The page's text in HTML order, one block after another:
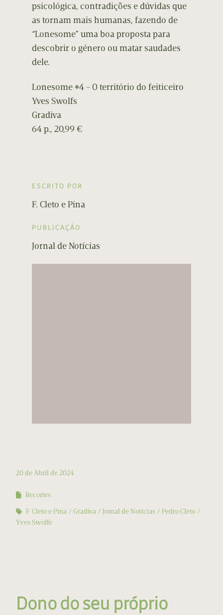
psicológica, contradições e dúvidas que
as tornam mais humanas, fazendo de
“Lonesome” uma boa proposta para
descobrir o género ou matar saudades
dele.
Lonesome #4 – O território do feiticeiro
Yves Swolfs
Gradiva
64 p., 20,99 €
ESCRITO POR
F. Cleto e Pina
PUBLICAÇÃO
Jornal de Notícias
20 de Abril de 2024
Recortes
F. Cleto e Pina
Gradiva Jornal de Notícias
Pedro Cleto
Yves Swolfe
Dono do seu próprio